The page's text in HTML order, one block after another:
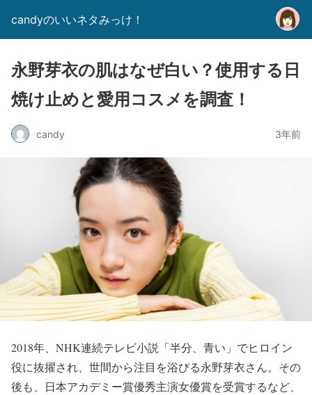
candyのいいネタみっけ！
永野芽衣の肌はなぜ白い？使用する日
焼け止めと愛用コスメを調査！
candy 3年前
2018年、NHK連続テレビ小説 「半分、青い」 でヒロイン
役に抜擢され、世間から注目を浴びる永野芽衣さん。その
後も、 日本アカデミー賞優秀主演女優賞を受賞するなど、